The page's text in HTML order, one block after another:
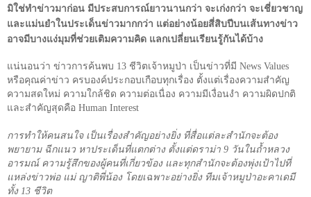
มิใช่ทำข่าวมาก่อน มีประสบการณ์ยาวนานกว่า จะเก่งกว่า จะเชี่ยวชาญ
และแม่นยำในประเด็นข่าวมากกว่า แต่อย่างน้อยสี่สิบปีบนเส้นทางข่าว
อาจมีบางแง่มุมที่ช่วยเติมความคิด แลกเปลี่ยนเรียนรู้กันได้บ้าง
แน่นอนว่า ข่าวการค้นพบ 13 ชีวิตเจ้าหมูป่า เป็นข่าวที่มี News Values
หรือคุณค่าข่าว ครบองค์ประกอบเกือบทุกเรื่อง ตั้งแต่เรื่องความสำคัญ
ความสดใหม่ ความใกล้ชิด ความต่อเนื่อง ความมีเงื่อนงำ ความผิดปกติ
และสำคัญสุดคือ Human Interest
การทำให้คนสนใจ เป็นเรื่องสำคัญอย่างยิ่ง ที่สื่อแต่ละสำนักจะต้อง
พยายาม ฉีกแนว หาประเด็นที่แตกต่าง ตั้งแต่ดราม่า 9 วันในถ้ำหลวง
อารมณ์ ความรู้สึกของผู้คนที่เกี่ยวข้อง และทุกสำนักจะต้องพุ่งเป้าไปที่
แหล่งข่าวพ่อ แม่ ญาติพี่น้อง โดยเฉพาะอย่างยิ่ง ทีมเจ้าหมูป่าอะคาเดมี
ทั้ง 13 ชีวิต